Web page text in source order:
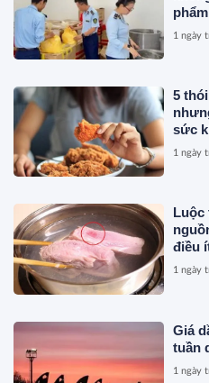
phẩm
1 ngày
5
sức
vẫn
1 ngày
Luộc
điều
1 ngày
Giá
tuần
1 ngày